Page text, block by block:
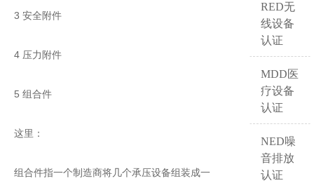
3 安全附件
4 压力附件
5 组合件
这里：
组合件指一个制造商将几个承压设备组装成一
RED无
线设备
认证
MDD医
疗设备
认证
NED噪
音排放
认证